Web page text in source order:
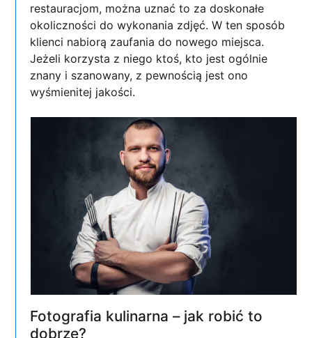
restauracjom, można uznać to za doskonałe
okoliczności do wykonania zdjęć. W ten sposób
klienci nabiorą zaufania do nowego miejsca.
Jeżeli korzysta z niego ktoś, kto jest ogólnie
znany i szanowany, z pewnością jest ono
wyśmienitej jakości.
Fotografia kulinarna – jak robić to
dobrze?